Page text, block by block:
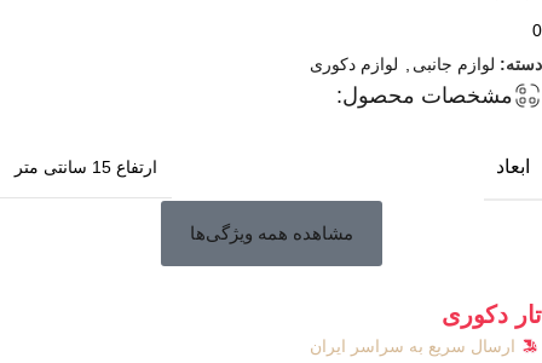
0
دسته: لوازم جانبی لوازم دکوری
مشخصات محصول:
ابعاد ارتفاع 15 سانتی متر
مشاهده همه ویژگی‌ها
تار دکوری
ارسال سریع به سراسر ایران